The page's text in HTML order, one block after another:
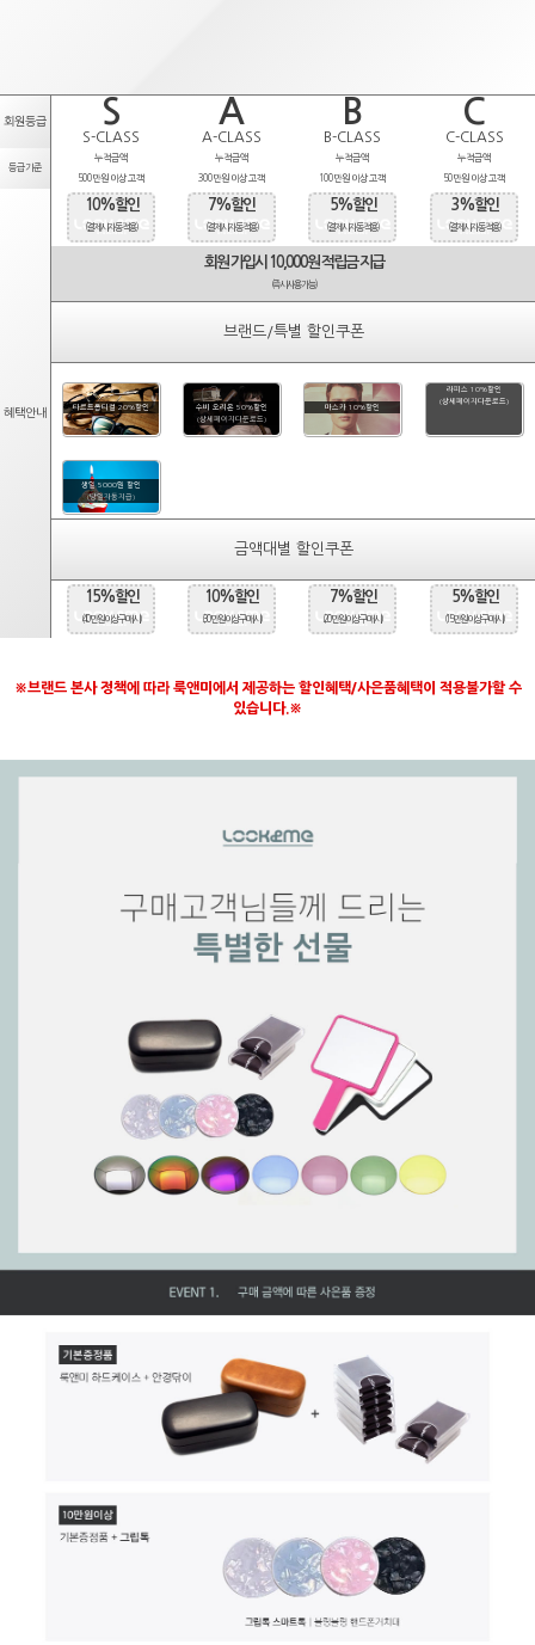
회원등급 S A B C
S-CLASS A-CLASS B-CLASS C-CLASS
등급기준
누적금액
500만원 이상 고객
누적금액
300만원 이상 고객
누적금액
100만원 이상 고객
누적금액
50만원 이상 고객
혜택안내
10%할인
(결제시 자동적용)
7%할인
(결제시 자동적용)
5%할인
(결제시 자동적용)
3%할인
(결제시 자동적용)
회원 가입시 10,000원 적립금 지급
(즉시사용가능)
브랜드/특별 할인쿠폰
타르트옵티컬 20%할인
수비 오리온 50%할인
(상세페이지다운로드)
마스카 10%할인
라피스 10%할인
(상세페이지다운로드)
생일 5000원 할인
(당일자동지급)
금액대별 할인쿠폰
15%할인
(40만원 이상 구매시)
10%할인
(30만원 이상 구매시)
7%할인
(20만원 이상 구매시)
5%할인
(15만원 이상 구매시)
※브랜드 본사 정책에 따라 룩앤미에서 제공하는 할인혜택/사은품혜택이 적용불가할 수
있습니다.※